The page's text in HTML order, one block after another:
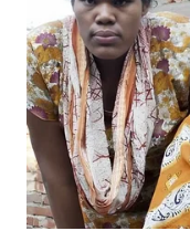
WN
SUMEDANG
WN
CIANJUR
WN
KEPULAUAN